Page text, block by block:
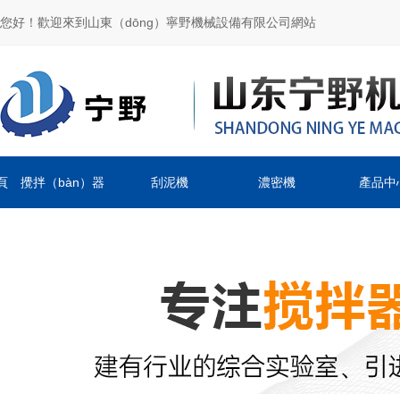
您好！歡迎來到山東（dōng）寧野機械設備有限公司網站
攪拌（bàn）器 刮泥機 濃密機 產品中